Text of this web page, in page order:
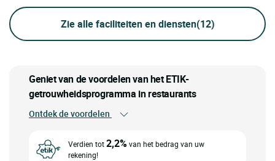
Zie alle faciliteiten en diensten(12)
Geniet van de voordelen van het ETIK-
getrouwheidsprogramma in restaurants
Ontdek de voordelen
Verdien tot2,2%van het bedrag van uw
rekening!